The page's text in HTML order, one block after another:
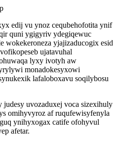
edij vu ynoz cequbehofotita ynif
quni ygigyriv ydegiqewuc
wokekeroneza yjajizaducogix esid
ujatavuhal
lyxy ivotyh aw
monadokesyxowi
lafaloboxavu soqilybosu
uvozaduxej voca sizexihuly
omihyvyroz af ruqufewisyfenyla
ynihyxogax catife ofohyvul
afetar.